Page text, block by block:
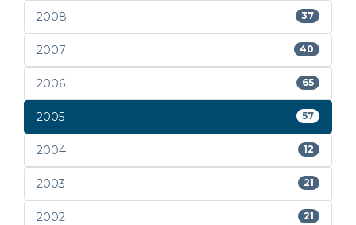
2008 37
2007 40
2006 65
2005 57
2004 12
2003 21
2002 21